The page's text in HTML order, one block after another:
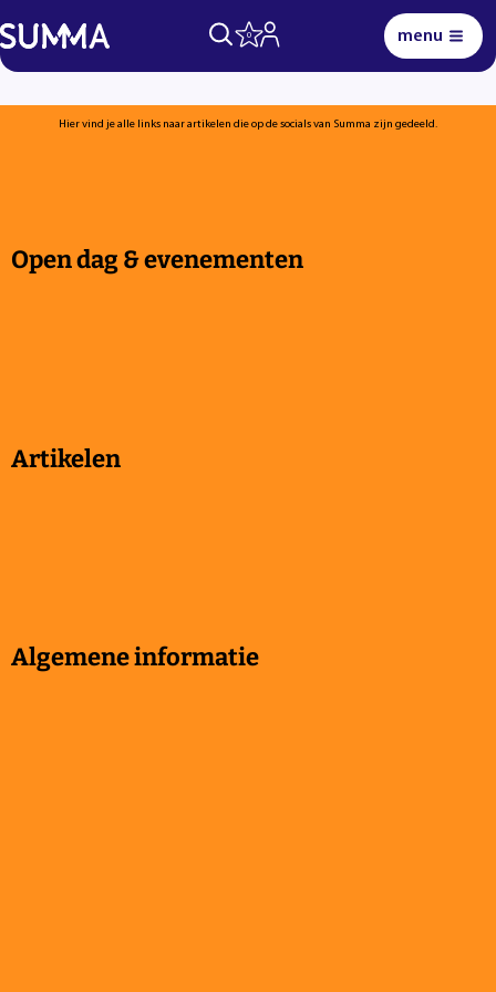
0 menu
Lees voor Uitleg woorden Simpele tekst
Hier vind je alle links naar artikelen die op de socials van Summa zijn gedeeld.
Open dag & evenementen
Artikelen
Algemene informatie